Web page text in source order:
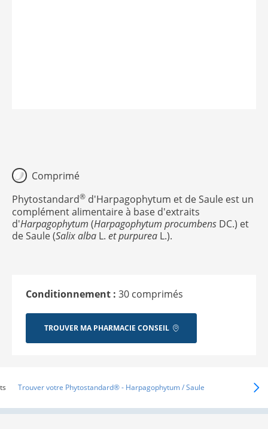
Comprimé
Phytostandard® d'Harpagophytum et de Saule est un
complément alimentaire à base d'extraits
d'Harpagophytum (Harpagophytum procumbens DC.) et
de Saule (Salix alba L. et purpurea L.).
Conditionnement : 30 comprimés
TROUVER MA PHARMACIE CONSEIL
Trouver votre Phytostandard® - Harpagophytum / Saule